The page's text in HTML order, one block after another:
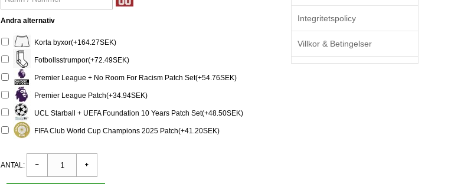
Andra alternativ
Korta byxor(+164.27SEK)
Fotbollsstrumpor(+72.49SEK)
Premier League + No Room For Racism Patch Set(+54.76SEK)
Premier League Patch(+34.94SEK)
UCL Starball + UEFA Foundation 10 Years Patch Set(+48.50SEK)
FIFA Club World Cup Champions 2025 Patch(+41.20SEK)
ANTAL:
Integritetspolicy
Villkor & Betingelser